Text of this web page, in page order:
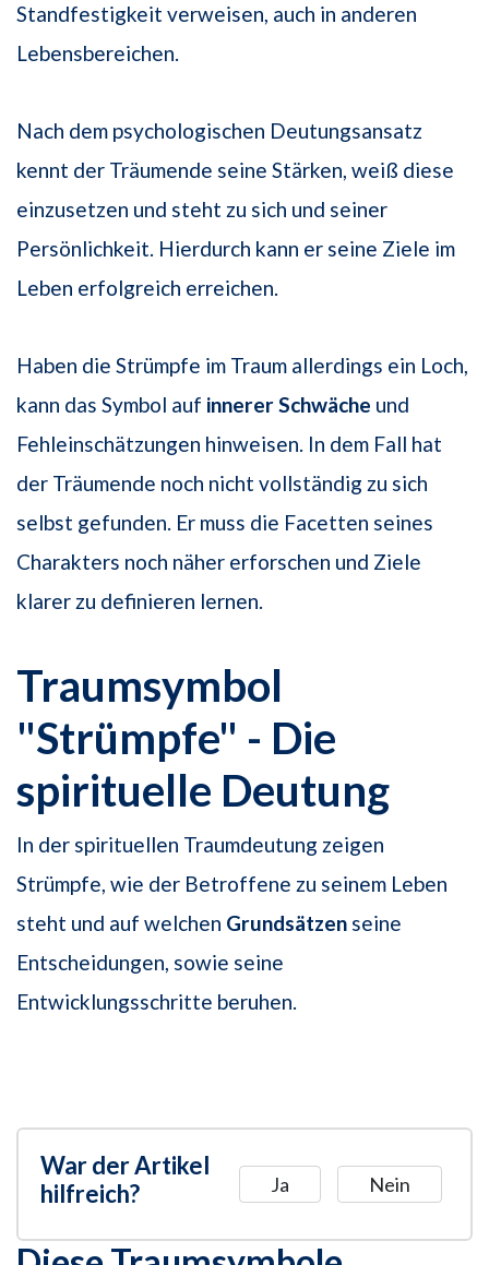
Standfestigkeit verweisen, auch in anderen
Lebensbereichen.
Nach dem psychologischen Deutungsansatz
kennt der Träumende seine Stärken, weiß diese
einzusetzen und steht zu sich und seiner
Persönlichkeit. Hierdurch kann er seine Ziele im
Leben erfolgreich erreichen.
Haben die Strümpfe im Traum allerdings ein Loch,
kann das Symbol auf innerer Schwäche und
Fehleinschätzungen hinweisen. In dem Fall hat
der Träumende noch nicht vollständig zu sich
selbst gefunden. Er muss die Facetten seines
Charakters noch näher erforschen und Ziele
klarer zu definieren lernen.
Traumsymbol
"Strümpfe" - Die
spirituelle Deutung
In der spirituellen Traumdeutung zeigen
Strümpfe, wie der Betroffene zu seinem Leben
steht und auf welchen Grundsätzen seine
Entscheidungen, sowie seine
Entwicklungsschritte beruhen.
War der Artikel
hilfreich?
Ja Nein